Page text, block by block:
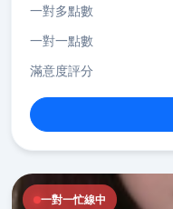
一對多點數
一對一點數
滿意度評分
一對一忙線中